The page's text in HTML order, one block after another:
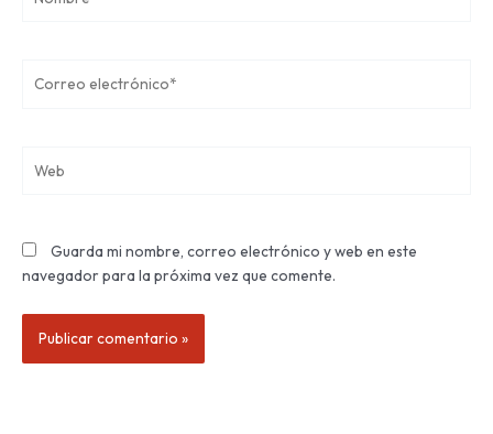
electrónico*
Guarda mi nombre, correo electrónico y web en este
navegador para la próxima vez que comente.